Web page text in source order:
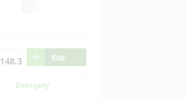
148.3 Kup
Dostępny